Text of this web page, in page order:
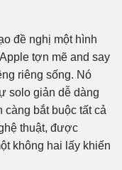
đề nghị một hình
tợn mẽ and say
riêng sống. Nó
solo giản dễ dàng
càng bắt buộc tất cả
thuật, được
không hai lấy khiến